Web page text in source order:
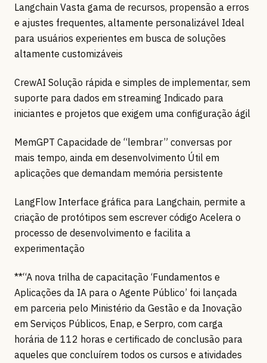
Langchain Vasta gama de recursos, propensão a erros
e ajustes frequentes, altamente personalizável Ideal
para usuários experientes em busca de soluções
altamente customizáveis
CrewAI Solução rápida e simples de implementar, sem
suporte para dados em streaming Indicado para
iniciantes e projetos que exigem uma configuração ágil
MemGPT Capacidade de “lembrar” conversas por
mais tempo, ainda em desenvolvimento Útil em
aplicações que demandam memória persistente
LangFlow Interface gráfica para Langchain, permite a
criação de protótipos sem escrever código Acelera o
processo de desenvolvimento e facilita a
experimentação
**“A nova trilha de capacitação ‘Fundamentos e
Aplicações da IA para o Agente Público’ foi lançada
em parceria pelo Ministério da Gestão e da Inovação
em Serviços Públicos, Enap, e Serpro, com carga
horária de 112 horas e certificado de conclusão para
aqueles que concluírem todos os cursos e atividades